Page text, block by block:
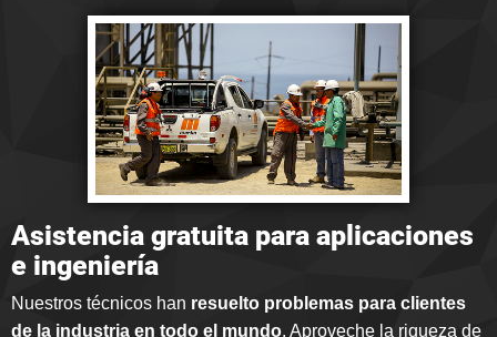
Asistencia gratuita para aplicaciones
e ingeniería
Nuestros técnicos han resuelto problemas para clientes
de la industria en todo el mundo. Aproveche la riqueza de